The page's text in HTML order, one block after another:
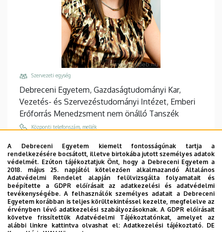
Szervezeti egység
Debreceni Egyetem, Gazdaságtudományi Kar,
Vezetés- és Szervezéstudományi Intézet, Emberi
Erőforrás Menedzsment nem önálló Tanszék
Központi telefonszám, mellék
Email
gergely.eva@econ.unideb.hu
Cím
4032 Debrecen, Böszörményi út 138.
Épület, emelet, ajtó
"F" épület GTK Fényház, földszint, 12
A Debreceni Egyetem kiemelt fontosságúnak tartja a
rendelkezésére bocsátott, illetve birtokába jutott személyes adatok
védelmét. Ezúton tájékoztatjuk Önt, hogy a Debreceni Egyetem a
2018. május 25. napjától kötelezően alkalmazandó Általános
Adatvédelmi Rendelet alapján felülvizsgálta folyamatait és
beépítette a GDPR előírásait az adatkezelési és adatvédelmi
tevékenységébe. A felhasználók személyes adatait a Debreceni
Egyetem korábban is teljes körültekintéssel kezelte, megfelelve az
érvényben lévő adatkezelési szabályozásoknak. A GDPR előírásait
követve frissítettük Adatvédelmi Tájékoztatónkat, amelyet az
alábbi linkre kattintva olvashat el:Adatkezelési tájékoztató. DE